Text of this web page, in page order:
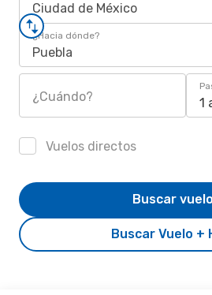
Ciudad de México
¿Hacia dónde?
Puebla
¿Cuándo? 1
Vuelos directos
Buscar Vuelo +
Buscar